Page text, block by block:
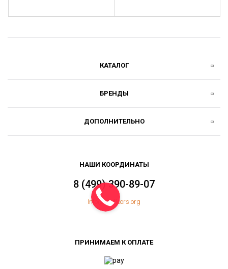
КАТАЛОГ
БРЕНДЫ
ДОПОЛНИТЕЛЬНО
НАШИ КООРДИНАТЫ
8 (499) 390-89-07
Info@topfloors.org
ПРИНИМАЕМ К ОПЛАТЕ